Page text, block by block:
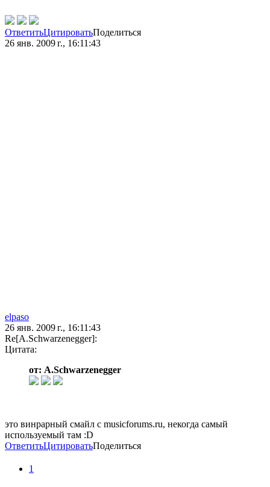
ОтветитьЦитироватьПоделиться
26 янв. 2009 г., 16:11:43
elpaso
26 янв. 2009 г., 16:11:43
Re[A.Schwarzenegger]:
Цитата:
от: A.Schwarzenegger
это винрарный смайл с musicforums.ru, некогда самый
используемый там :D
ОтветитьЦитироватьПоделиться
1